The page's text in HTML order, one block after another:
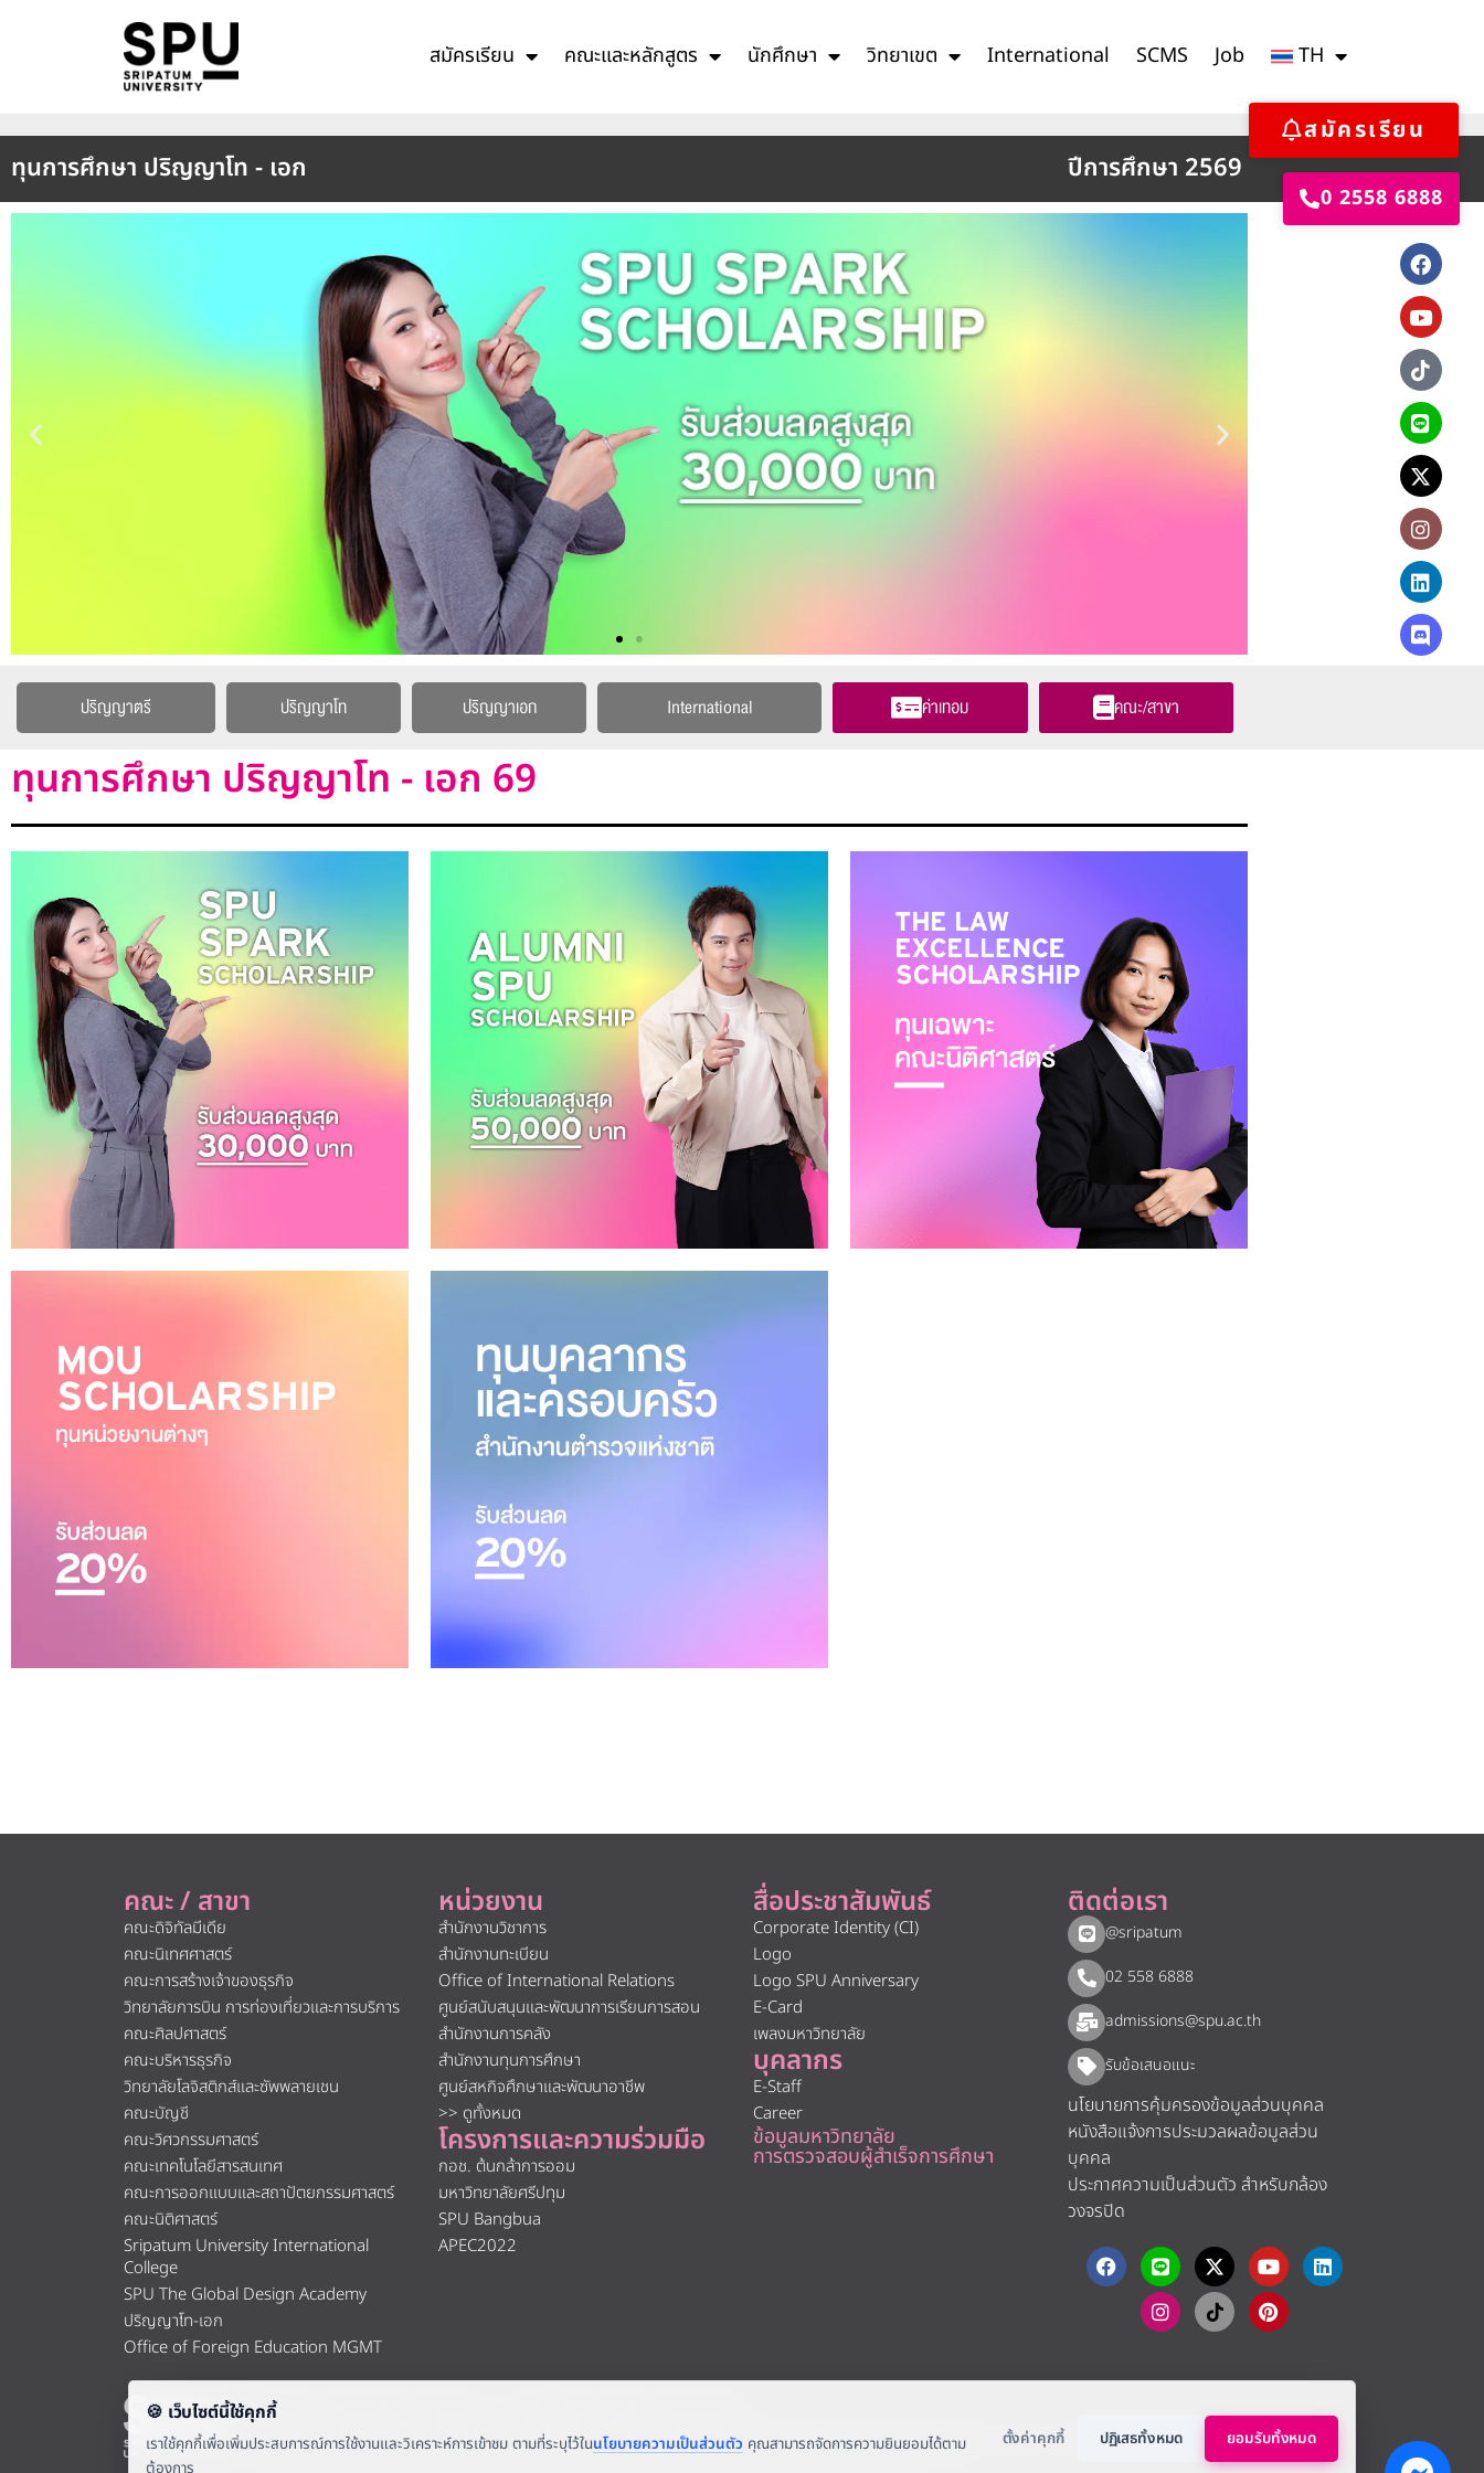
สมัครเรียน คณะและหลักสูตร นักศึกษา วิทยาเขต International SCMS Job TH
สมัครเรียน
0 2558 6888
ทุนการศึกษา ปริญญาโท - เอก ปีการศึกษา 2569
ปริญญาตรี ปริญญาโท ปริญญาเอก International ค่าเทอม คณะ/สาขา
ทุนการศึกษา ปริญญาโท - เอก 69
คณะ / สาขา
คณะดิจิทัลมีเดีย
คณะนิเทศศาสตร์
คณะการสร้างเจ้าของธุรกิจ
วิทยาลัยการบิน การท่องเที่ยวและการบริการ
คณะศิลปศาสตร์
คณะบริหารธุรกิจ
วิทยาลัยโลจิสติกส์และซัพพลายเชน
คณะบัญชี
คณะวิศวกรรมศาสตร์
คณะเทคโนโลยีสารสนเทศ
คณะการออกแบบและสถาปัตยกรรมศาสตร์
คณะนิติศาสตร์
Sripatum University International
College
SPU The Global Design Academy
ปริญญาโท-เอก
Office of Foreign Education MGMT
หน่วยงาน
สำนักงานวิชาการ
สำนักงานทะเบียน
Office of International Relations
ศูนย์สนับสนุนและพัฒนาการเรียนการสอน
สำนักงานการคลัง
สำนักงานทุนการศึกษา
ศูนย์สหกิจศึกษาและพัฒนาอาชีพ
>> ดูทั้งหมด
โครงการและความร่วมมือ
กอช. ต้นกล้าการออม
มหาวิทยาลัยศรีปทุม
SPU Bangbua
APEC2022
สื่อประชาสัมพันธ์
Corporate Identity (CI)
Logo
Logo SPU Anniversary
E-Card
เพลงมหาวิทยาลัย
บุคลากร
E-Staff
Career
ข้อมูลมหาวิทยาลัย
การตรวจสอบผู้สำเร็จการศึกษา
ติดต่อเรา
@sripatum
02 558 6888
admissions@spu.ac.th
รับข้อเสนอแนะ​
นโยบายการคุ้มครองข้อมูลส่วนบุคคล
หนังสือแจ้งการประมวลผลข้อมูลส่วน
บุคคล
ประกาศความเป็นส่วนตัว สำหรับกล้อง
วงจรปิด
About
มหาวิทยาลัยศรีปทุม 2410/2 ถ.พหลโยธิน เขตจตุจักร กรุงเทพฯ 10900 Tel: (662) 558-6888 Fax: (662) 561 1721